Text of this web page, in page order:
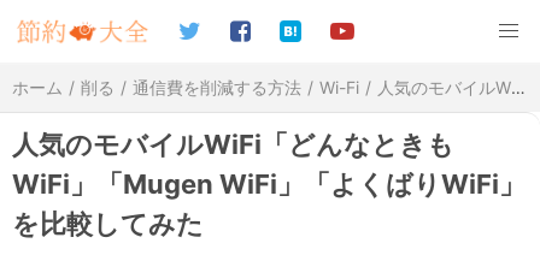
ホーム 削る 通信費を削減する方法 Wi-Fi 人気のモバイルWiFi「どんなときもWiFi」「Mugen WiFi」「よくばりWiFi」を比較してみた
人気のモバイルWiFi「どんなときも
WiFi」「Mugen WiFi」「よくばりWiFi」
を比較してみた